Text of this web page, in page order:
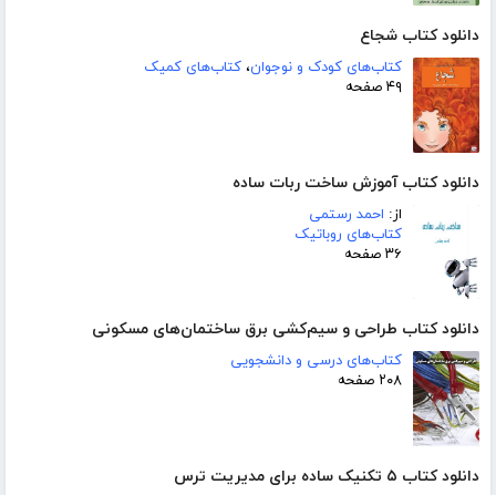
دانلود کتاب شجاع
کتاب‌های کودک و نوجوان، کتاب‌های کمیک
۴۹ صفحه
دانلود کتاب آموزش ساخت ربات ساده
از: احمد رستمی
کتاب‌های روباتیک
۳۶ صفحه
دانلود کتاب طراحی و سیم‌کشی برق ساختمان‌های مسکونی
کتاب‌های درسی و دانشجویی
۲۰۸ صفحه
دانلود کتاب ۵ تکنیک ساده برای مدیریت ترس